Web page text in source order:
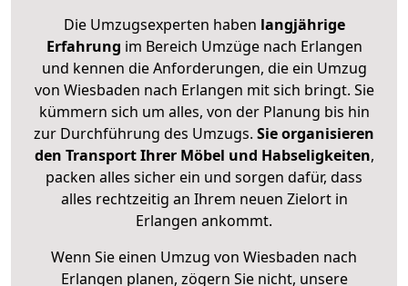
Die Umzugsexperten haben langjährige
Erfahrung im Bereich Umzüge nach Erlangen
und kennen die Anforderungen, die ein Umzug
von Wiesbaden nach Erlangen mit sich bringt. Sie
kümmern sich um alles, von der Planung bis hin
zur Durchführung des Umzugs. Sie organisieren
den Transport Ihrer Möbel und Habseligkeiten,
packen alles sicher ein und sorgen dafür, dass
alles rechtzeitig an Ihrem neuen Zielort in
Erlangen ankommt.
Wenn Sie einen Umzug von Wiesbaden nach
Erlangen planen, zögern Sie nicht, unsere